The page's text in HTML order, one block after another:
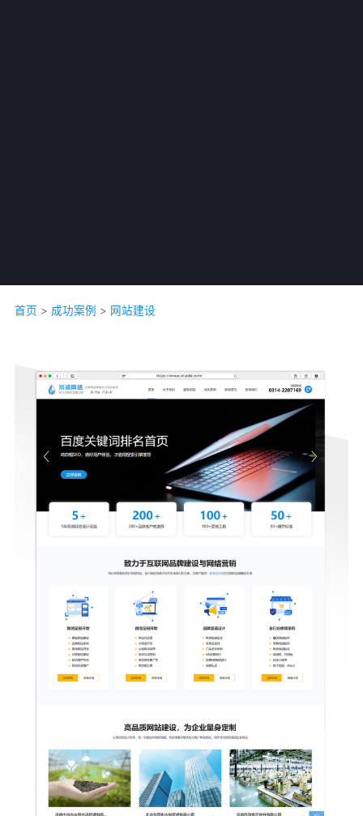
首页 > 成功案例 > 网站建设
联系人 *
意向产品
提交咨询信息